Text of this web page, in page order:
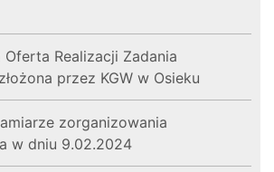
Realizacji Zadania
przez KGW w Osieku
zorganizowania
w dniu 9.02.2024